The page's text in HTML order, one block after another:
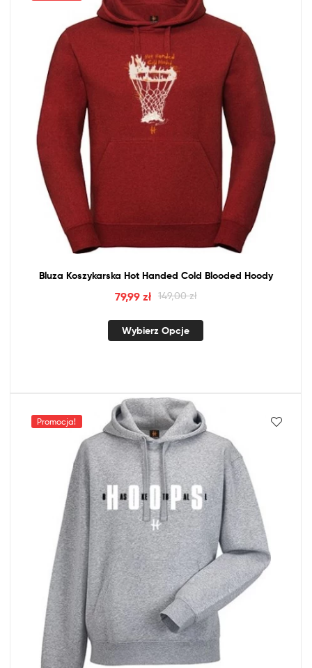
Bluza Koszykarska Hot Handed Cold Blooded Hoody
149,00zł
79,99zł
Wybierz Opcje
Promocja!